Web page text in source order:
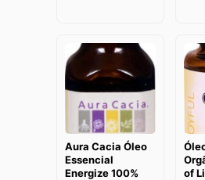
R$136,87.
R$122,22.
Aura Cacia Óleo
Essencial
Energize 100%
of